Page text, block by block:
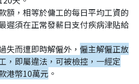
額，相等於傭工的每日平均工資的
遲須在正常發薪日支付疾病津貼給
失而遭即時解僱外， 僱主解僱正放
，即屬違法，可被檢控，一經定
港幣10萬元 。